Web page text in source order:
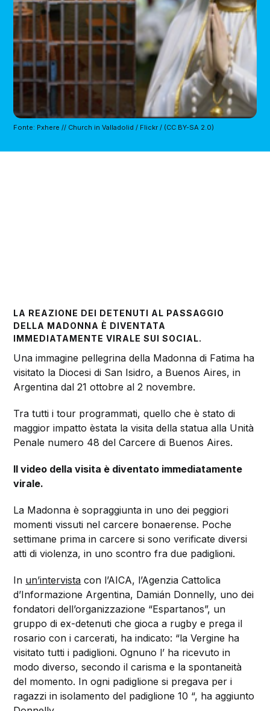
Fonte: Pxhere // Church in Valladolid / Flickr / (CC BY-SA 2.0)
LA REAZIONE DEI DETENUTI AL PASSAGGIO
DELLA MADONNA È DIVENTATA
IMMEDIATAMENTE VIRALE SUI SOCIAL.
Una immagine pellegrina della Madonna di Fatima ha
visitato la Diocesi di San Isidro, a Buenos Aires, in
Argentina dal 21 ottobre al 2 novembre.
Tra tutti i tour programmati, quello che è stato di
maggior impatto èstata la visita della statua alla Unità
Penale numero 48 del Carcere di Buenos Aires.
Il video della visita è diventato immediatamente
virale.
La Madonna è sopraggiunta in uno dei peggiori
momenti vissuti nel carcere bonaerense. Poche
settimane prima in carcere si sono verificate diversi
atti di violenza, in uno scontro fra due padiglioni.
In un’intervista con l’AICA, l’Agenzia Cattolica
d’Informazione Argentina, Damián Donnelly, uno dei
fondatori dell’organizzazione “Espartanos”, un
gruppo di ex-detenuti che gioca a rugby e prega il
rosario con i carcerati, ha indicato: “la Vergine ha
visitato tutti i padiglioni. Ognuno l’ ha ricevuto in
modo diverso, secondo il carisma e la spontaneità
del momento. In ogni padiglione si pregava per i
ragazzi in isolamento del padiglione 10 “, ha aggiunto